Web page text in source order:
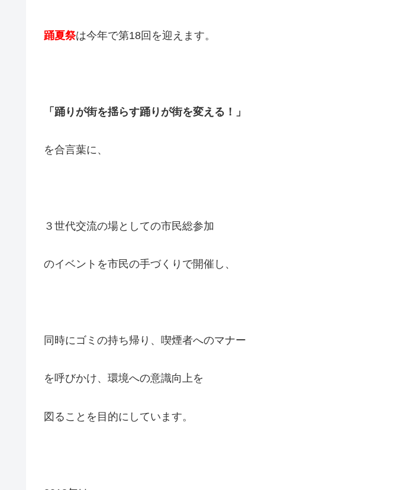
踊夏祭は今年で第18回を迎えます。
「踊りが街を揺らす踊りが街を変える！」
を合言葉に、
３世代交流の場としての市民総参加
のイベントを市民の手づくりで開催し、
同時にゴミの持ち帰り、喫煙者へのマナー
を呼びかけ、環境への意識向上を
図ることを目的にしています。